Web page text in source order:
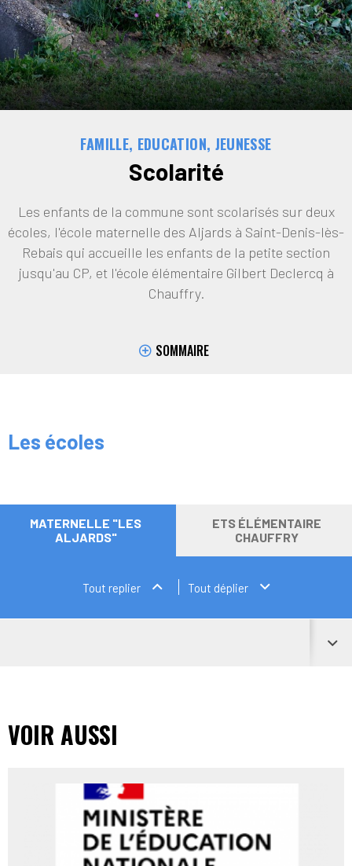
FAMILLE, EDUCATION, JEUNESSE
Scolarité
Les enfants de la commune sont scolarisés sur deux
écoles, l'école maternelle des Aljards à Saint-Denis-lès-
Rebais qui accueille les enfants de la petite section
jusqu'au CP, et l'école élémentaire Gilbert Declercq à
Chauffry.
SOMMAIRE
Les écoles
MATERNELLE "LES
ALJARDS"
ETS ÉLÉMENTAIRE
CHAUFFRY
Tout replier Tout déplier
VOIR AUSSI